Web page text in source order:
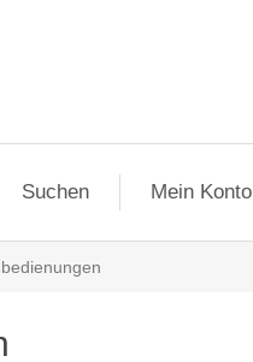
Suchen Mein Konto